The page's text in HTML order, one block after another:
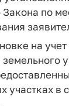
Закона по
на
участках в